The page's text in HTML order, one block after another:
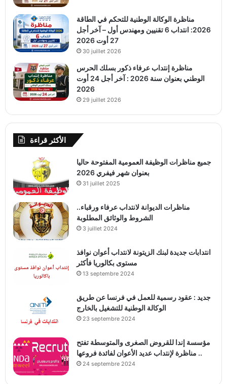
مناظرة الوكالة الوطنية للتحكم في الطاقة
2026: انتداب 6 تقنيين ومهندس أول – آخر أجل
27 أوت 2026
30 juillet 2026
مناظرة إنتداب عرفاء ذكور بسلك الحرس
الوطني بعنوان سنة 2026 : آخر أجل 24 أوت
2026
29 juillet 2026
الأكثر قراءة
جميع مناظرات الوظيفة العمومية المفتوحة حاليا
بعنوان شهر فيفري 2026
31 juillet 2025
مناظرات الديوانة لانتداب عرفاء ورقباء..
الشروط والوثائق المطلوبة
3 juillet 2024
انتدابات جديدة لبنك الزيتونة لانتداب أعوان نوافذ
مستوى بكالوريا فأكثر
13 septembre 2024
جديد : عقود رسمية للعمل في فرنسا عن طريق
الوكالة الوطنية للتشغيل بالخارج
23 septembre 2024
مؤسسة إندا للقروض الصغرى والمتوسطة تفتح
مناظرة لإنتداب عديد الأعوان لفائدة فروعها ..
24 septembre 2024